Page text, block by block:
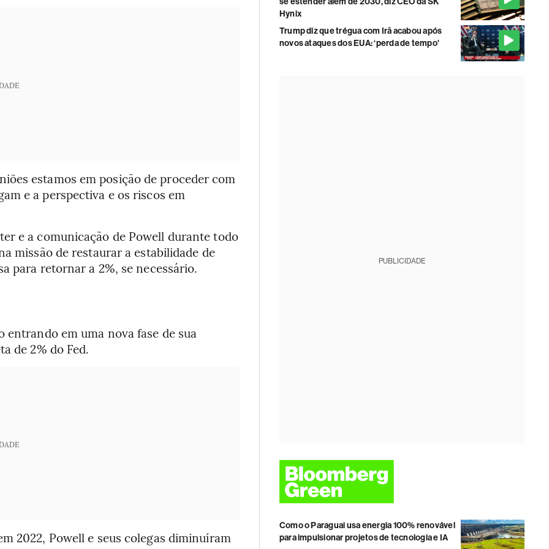
estamos em posição de proceder com
e a perspectiva e os riscos em
e a comunicação de Powell durante todo
missão de restaurar a estabilidade de
para retornar a 2%, se necessário.
em uma nova fase de sua
de 2% do Fed.
2022, Powell e seus colegas diminuíram
Hynix
Trump diz que trégua com Irã acabou após
novos ataques dos EUA: ‘perda de tempo'
PUBLICIDADE
Como o Paraguai usa energia 100% renovável
para impulsionar projetos de tecnologia e IA